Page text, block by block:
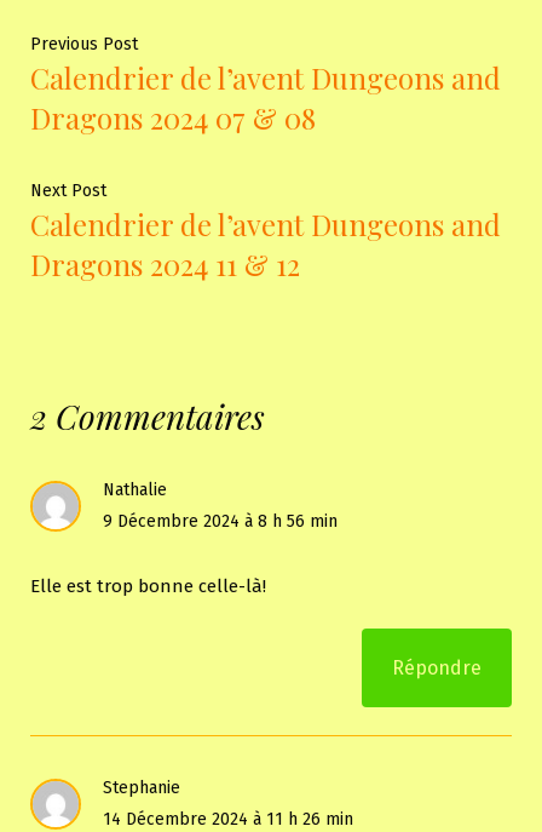
Navigation
de
l'article
Previous PostPrevious
post:
Calendrier de l’avent Dungeons and
Dragons 2024 07 & 08
Next PostNext
post:
Calendrier de l’avent Dungeons and
Dragons 2024 11 & 12
2 Commentaires
Nathalie
9 Décembre 2024 à 8 h 56 min
Elle est trop bonne celle-là!
Répondre
Stephanie
14 Décembre 2024 à 11 h 26 min